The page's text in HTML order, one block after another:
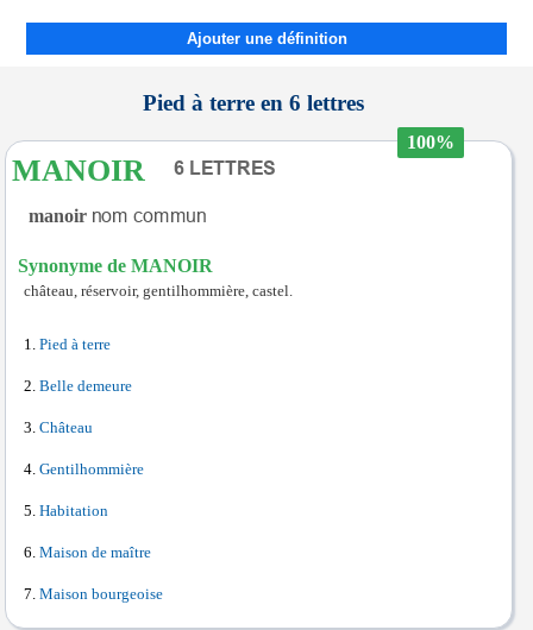
Ajouter une définition
Pied à terre en 6 lettres
100%
MANOIR
manoir
Synonyme de MANOIR
château, réservoir, gentilhommière, castel.
Pied à terre
Belle demeure
Château
Gentilhommière
Habitation
Maison de maître
Maison bourgeoise